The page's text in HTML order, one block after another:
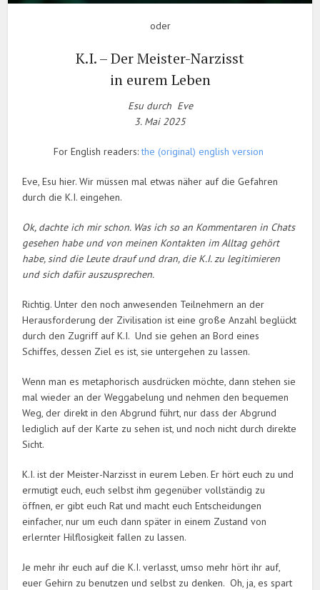
oder
K.I. – Der Meister-Narzisst
in eurem Leben
Esu durch Eve
3. Mai 2025
For English readers:the (original) english version
Eve, Esu hier. Wir müssen mal etwas näher auf die Gefahren
durch die K.I. eingehen.
Ok, dachte ich mir schon. Was ich so an Kommentaren in Chats
gesehen habe und von meinen Kontakten im Alltag gehört
habe, sind die Leute drauf und dran, die K.I. zu legitimieren
und sich dafür auszusprechen.
Richtig. Unter den noch anwesenden Teilnehmern an der
Herausforderung der Zivilisation ist eine große Anzahl beglückt
durch den Zugriff auf K.I. Und sie gehen an Bord eines
Schiffes, dessen Ziel es ist, sie untergehen zu lassen.
Wenn man es metaphorisch ausdrücken möchte, dann stehen sie
mal wieder an der Weggabelung und nehmen den bequemen
Weg, der direkt in den Abgrund führt, nur dass der Abgrund
lediglich auf der Karte zu sehen ist, und noch nicht durch direkte
Sicht.
K.I. ist der Meister-Narzisst in eurem Leben. Er hört euch zu und
ermutigt euch, euch selbst ihm gegenüber vollständig zu
öffnen, er gibt euch Rat und macht euch Entscheidungen
einfacher, nur um euch dann später in einem Zustand von
erlernter Hilflosigkeit fallen zu lassen.
Je mehr ihr euch auf die K.I. verlasst, umso mehr hört ihr auf,
euer Gehirn zu benutzen und selbst zu denken. Oh, ja, es spart